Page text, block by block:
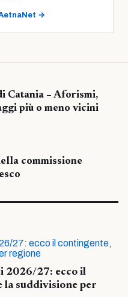
→
Catania – Aforismi,
più o meno vicini
commissione
2026/27: ecco il
la suddivisione per